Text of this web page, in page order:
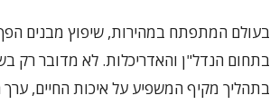
בעולם המתפתח במהירות, שיפוץ מבנים
בתחום הנדל"ן והאדריכלות. לא מדובר רק
בתהליך מקיף המשפיע על איכות החיים,